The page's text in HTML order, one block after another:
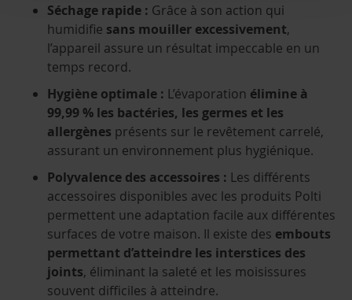
Séchage rapide : Grâce à son action qui
humidifie sans mouiller excessivement,
l’appareil assure un résultat impeccable en un
temps record.
Hygiène optimale : L’évaporation élimine à
99,99 % les bactéries, les germes et les
allergènes présents sur le revêtement carrelé,
assurant un environnement plus hygiénique.
Polyvalence des accessoires : Les différents
accessoires disponibles avec les produits Polti
permettent une adaptation facile aux différentes
surfaces de votre maison. Il existe des embouts
permettant d’atteindre les interstices des
joints, éliminant la saleté et les moisissures
souvent difficiles à atteindre.